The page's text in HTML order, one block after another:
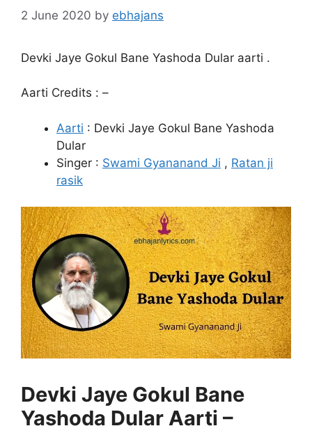
2 June 2020 by ebhajans
Devki Jaye Gokul Bane Yashoda Dular aarti .
Aarti Credits : –
Aarti : Devki Jaye Gokul Bane Yashoda
Dular
Singer : Swami Gyananand Ji , Ratan ji
rasik
Devki Jaye Gokul Bane
Yashoda Dular Aarti –